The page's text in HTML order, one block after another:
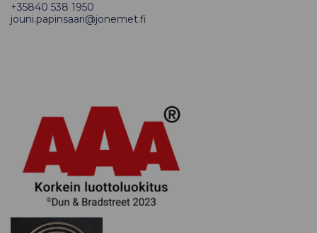
+35840 538 1950
jouni.papinsaari@jonemet.fi